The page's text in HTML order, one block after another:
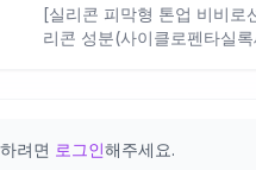
어요.
[실리콘 피막형 톤업 비비로
리콘 성분(사이클로펜타실
려면 로그인해주세요.